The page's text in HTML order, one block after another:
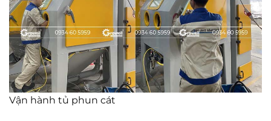
Vận hành tủ phun cát